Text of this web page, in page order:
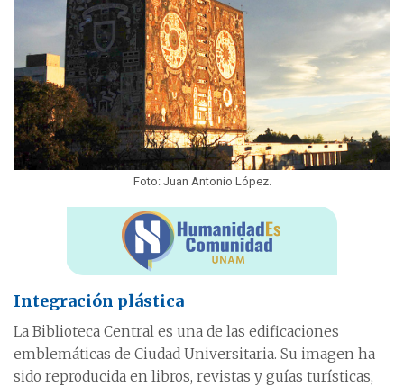
Foto: Juan Antonio López.
Integración plástica
La Biblioteca Central es una de las edificaciones
emblemáticas de Ciudad Universitaria. Su imagen ha
sido reproducida en libros, revistas y guías turísticas,